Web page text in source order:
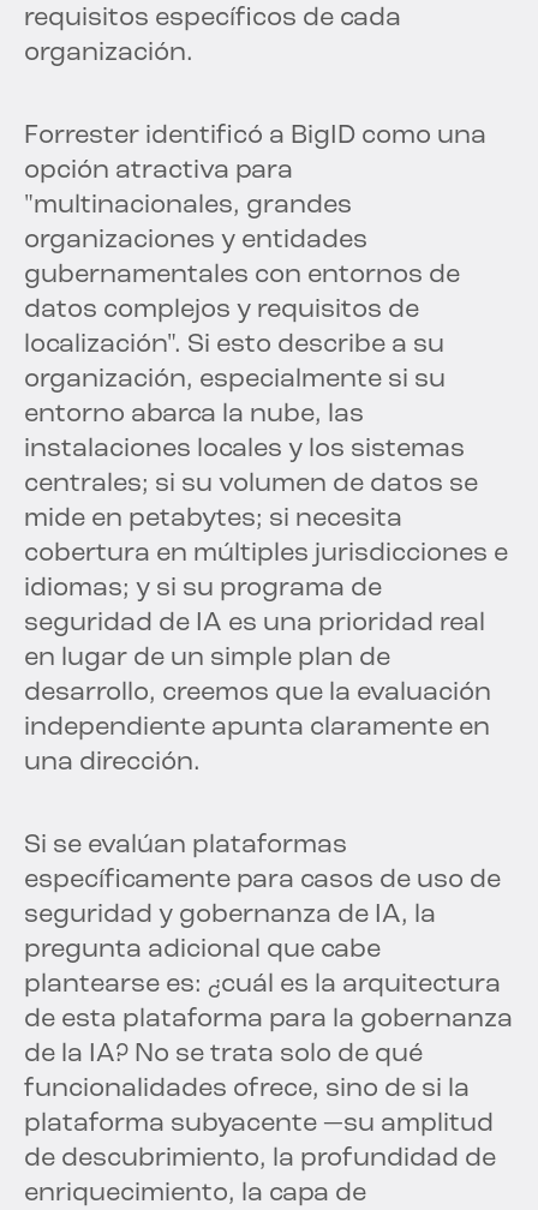
requisitos específicos de cada
organización.
Forrester identificó a BigID como una
opción atractiva para
"multinacionales, grandes
organizaciones y entidades
gubernamentales con entornos de
datos complejos y requisitos de
localización". Si esto describe a su
organización, especialmente si su
entorno abarca la nube, las
instalaciones locales y los sistemas
centrales; si su volumen de datos se
mide en petabytes; si necesita
cobertura en múltiples jurisdicciones e
idiomas; y si su programa de
seguridad de IA es una prioridad real
en lugar de un simple plan de
desarrollo, creemos que la evaluación
independiente apunta claramente en
una dirección.
Si se evalúan plataformas
específicamente para casos de uso de
seguridad y gobernanza de IA, la
pregunta adicional que cabe
plantearse es: ¿cuál es la arquitectura
de esta plataforma para la gobernanza
de la IA? No se trata solo de qué
funcionalidades ofrece, sino de si la
plataforma subyacente —su amplitud
de descubrimiento, la profundidad de
enriquecimiento, la capa de